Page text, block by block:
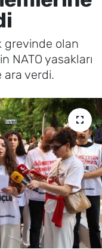
grevinde olan
NATO yasakları
verdi.